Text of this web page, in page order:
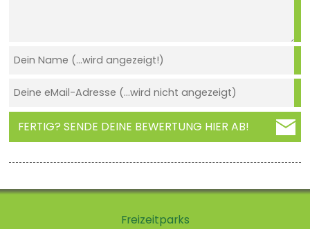
FERTIG? SENDE DEINE BEWERTUNG HIER AB!
Freizeitparks